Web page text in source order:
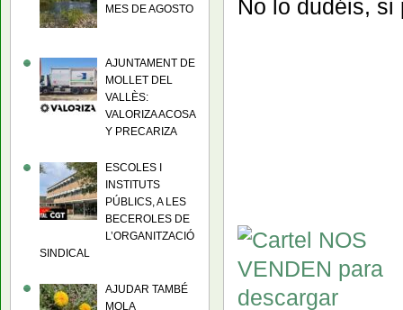
No lo dudéis, si
MES DE AGOSTO
AJUNTAMENT DE
MOLLET DEL
VALLÈS:
VALORIZA ACOSA
Y PRECARIZA
ESCOLES I
INSTITUTS
PÚBLICS, A LES
BECEROLES DE
L’ORGANITZACIÓ
SINDICAL
AJUDAR TAMBÉ
MOLA